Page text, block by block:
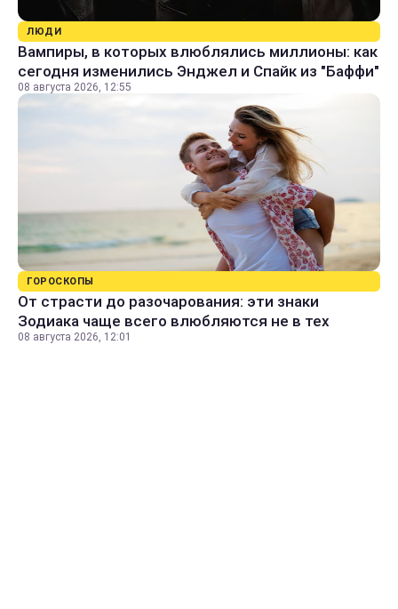
ЛЮДИ
Вампиры, в которых влюблялись миллионы: как
сегодня изменились Энджел и Спайк из "Баффи"
08 августа 2026, 12:55
ГОРОСКОПЫ
От страсти до разочарования: эти знаки
Зодиака чаще всего влюбляются не в тех
08 августа 2026, 12:01